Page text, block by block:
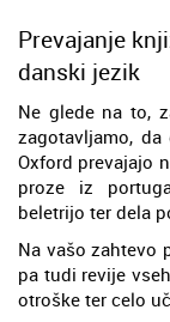
Prevajanje
danski jezik
Ne glede na to,
zagotavljamo,
Oxford prevajajo
proze iz
beletrijo ter dela
Na vašo zahtevo
pa tudi revije
otroške ter celo